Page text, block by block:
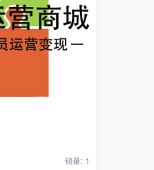
销量: 1